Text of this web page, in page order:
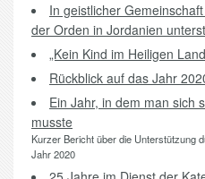
In geistlicher
der Orden in Jordanien
„Kein Kind im Heiligen
Rückblick auf das Jahr
Ein Jahr, in dem man sich
musste
Kurzer Bericht über die Unterstützung
Jahr 2020